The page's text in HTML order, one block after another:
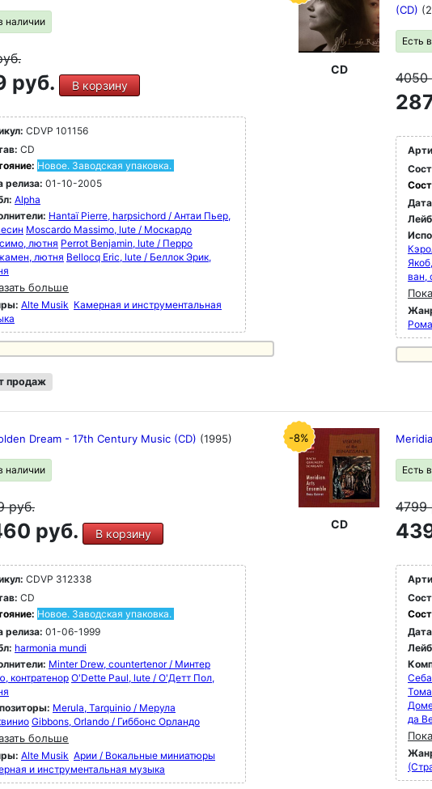
наличии
руб. В корзину
CDVP 101156
CD
Новое. Заводская упаковка.
релиза: 01-10-2005
Alpha
Hantaï Pierre, harpsichord / Антаи Пьер,
Moscardo Massimo, lute / Москардо
лютня Perrot Benjamin, lute / Перро
лютня Bellocq Eric, lute / Беллок Эрик,
больше
Alte Musik Камерная и инструментальная
продаж
CD
(CD)
Есть
4050
ван,
Dream - 17th Century Music (CD) (1995)
наличии
руб.
руб. В корзину
CDVP 312338
CD
Новое. Заводская упаковка.
релиза: 01-06-1999
harmonia mundi
Minter Drew, countertenor / Минтер
контратенор O'Dette Paul, lute / О'Детт Пол,
Merula, Tarquinio / Мерула
Gibbons, Orlando / Гиббонс Орландо
больше
Alte Musik Арии / Вокальные миниатюры
и инструментальная музыка
-8%
CD
Есть
4799
да